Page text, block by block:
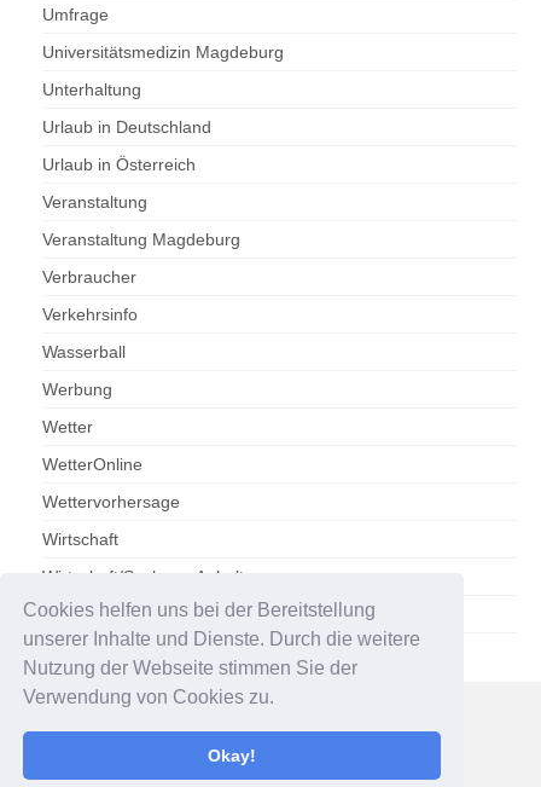
Cookies helfen uns bei der Bereitstellung
unserer Inhalte und Dienste. Durch die weitere
Nutzung der Webseite stimmen Sie der
Verwendung von Cookies zu.
Okay!
Umfrage
Universitätsmedizin Magdeburg
Unterhaltung
Urlaub in Deutschland
Urlaub in Österreich
Veranstaltung
Veranstaltung Magdeburg
Verbraucher
Verkehrsinfo
Wasserball
Werbung
Wetter
WetterOnline
Wettervorhersage
Wirtschaft
Wirtschaft/Sachsen-Anhalt
Zoo Magdeburg
Datenschutzerklärung
© 2026 Presseportal Magdeburg - WordPress Theme byKadence WP